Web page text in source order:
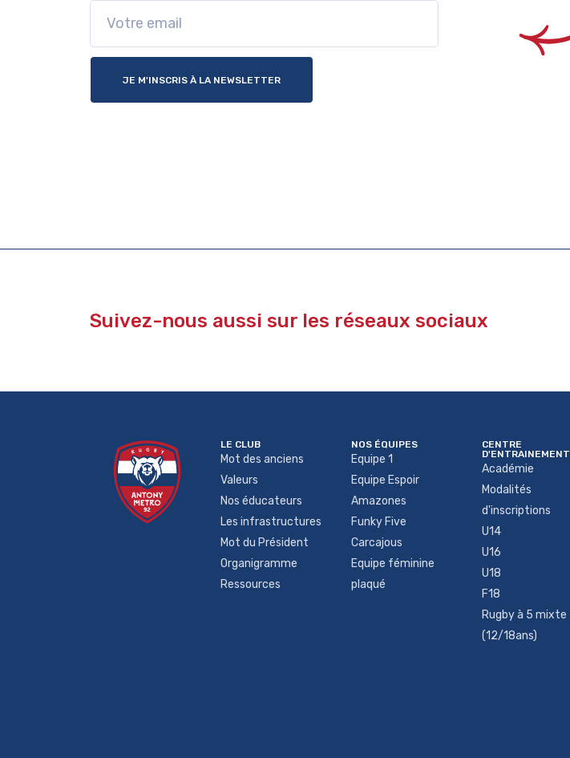
JE M'INSCRIS À LA NEWSLETTER
Suivez-nous aussi sur les réseaux sociaux
LE CLUB
Mot des anciens
Valeurs
Nos éducateurs
Les infrastructures
Mot du Président
Organigramme
Ressources
NOS ÉQUIPES
Equipe 1
Equipe Espoir
Amazones
Funky Five
Carcajous
Equipe féminine
plaqué
CENTRE
D'ENTRAINEMENT
Académie
Modalités
d'inscriptions
U14
U16
U18
F18
Rugby à 5 mixte
(12/18ans)